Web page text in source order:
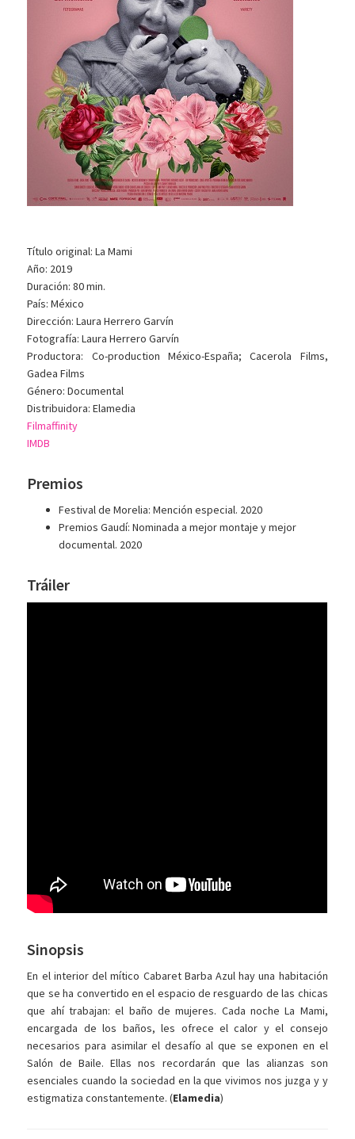
Título original: La Mami
Año: 2019
Duración: 80 min.
País: México
Dirección: Laura Herrero Garvín
Fotografía: Laura Herrero Garvín
Productora: Co-production México-España; Cacerola Films,
Gadea Films
Género: Documental
Distribuidora: Elamedia
Filmaffinity
IMDB
Premios
Festival de Morelia: Mención especial. 2020
Premios Gaudí: Nominada a mejor montaje y mejor
documental. 2020
Tráiler
Sinopsis
En el interior del mítico Cabaret Barba Azul hay una habitación
que se ha convertido en el espacio de resguardo de las chicas
que ahí trabajan: el baño de mujeres. Cada noche La Mami,
encargada de los baños, les ofrece el calor y el consejo
necesarios para asimilar el desafío al que se exponen en el
Salón de Baile. Ellas nos recordarán que las alianzas son
esenciales cuando la sociedad en la que vivimos nos juzga y y
estigmatiza constantemente. (Elamedia)